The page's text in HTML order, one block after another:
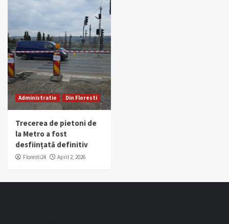
Administratie Din Floresti
Trecerea de pietoni de
la Metro a fost
desființată definitiv
Floresti24 April 2, 2026